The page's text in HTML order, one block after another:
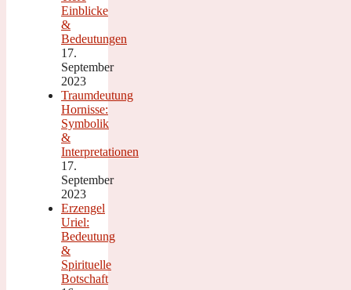
Einblicke
&
Bedeutungen
17.
September
2023
Traumdeutung
Hornisse:
Symbolik
&
Interpretationen
17.
September
2023
Erzengel
Uriel:
Bedeutung
&
Spirituelle
Botschaft